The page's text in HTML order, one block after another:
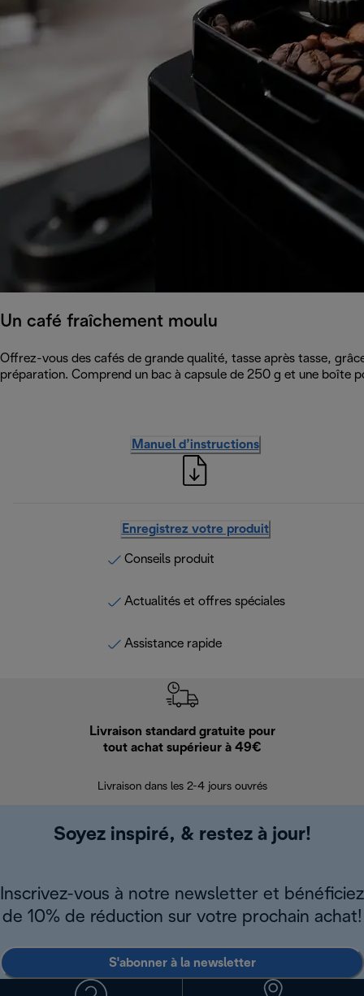
Un café fraîchement moulu
Offrez-vous des cafés de grande qualité, tasse après tasse,
préparation. Comprend un bac à capsule de 250 g et une boîte
Manuel d’instructions
Enregistrez votre produit
Conseils produit
Actualités et offres spéciales
Assistance rapide
Livraison standard gratuite pour
tout achat supérieur à 49€
Livraison dans les 2-4 jours ouvrés
Soyez inspiré, & restez à jour!
Inscrivez-vous à notre newsletter et bénéficiez
de 10% de réduction sur votre prochain achat!
S'abonner à la newsletter